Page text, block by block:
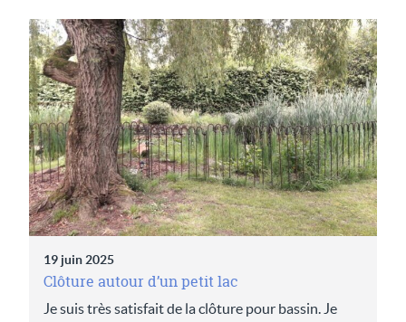
19 juin 2025
Clôture autour d’un petit lac
Je suis très satisfait de la clôture pour bassin. Je